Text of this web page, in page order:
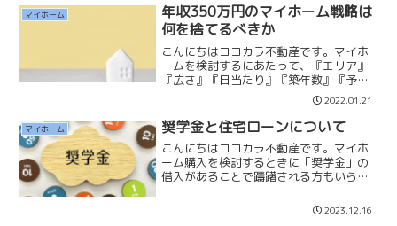
す。いくら条件があってもときめかない
物件は購入してはいけません。...
マイホーム
年収350万円のマイホーム戦略は
何を捨てるべきか
こんにちはココカラ不動産です。マイホ
ームを検討するにあたって、『エリア』
『広さ』『日当たり』『築年数』『予
算』など沢山の希望があると思います。
しかし全てを満たすような探し方をする
と、誰にとっても予算オーバーになるの
ではないでしょうか。予算を...
2022.01.21
マイホーム 奨学金と住宅ローンについて
こんにちはココカラ不動産です。マイホ
ーム購入を検討するときに「奨学金」の
借入があることで躊躇される方もいらっ
ない？」「一括返済しないとダメか
な…」奨学金の借入は全く問題ありませ
2023.12.16